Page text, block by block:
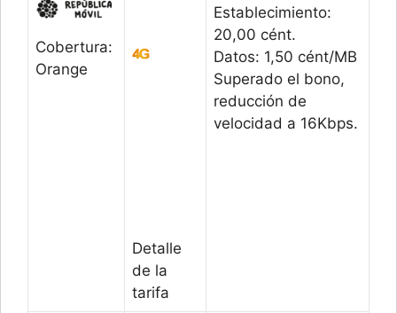
Cobertura:
Orange
Detalle
de la
tarifa
Establecimiento:
20,00 cént.
Datos: 1,50 cént/MB
Superado el bono,
reducción de
velocidad a 16Kbps.